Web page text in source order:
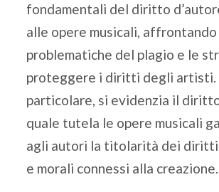
fondamentali del diritto
alle opere musicali, affrontando
problematiche del plagio e le
proteggere i diritti degli artisti.
particolare, si evidenzia il
quale tutela le opere musicali
agli autori la titolarità dei
e morali connessi alla creazione.